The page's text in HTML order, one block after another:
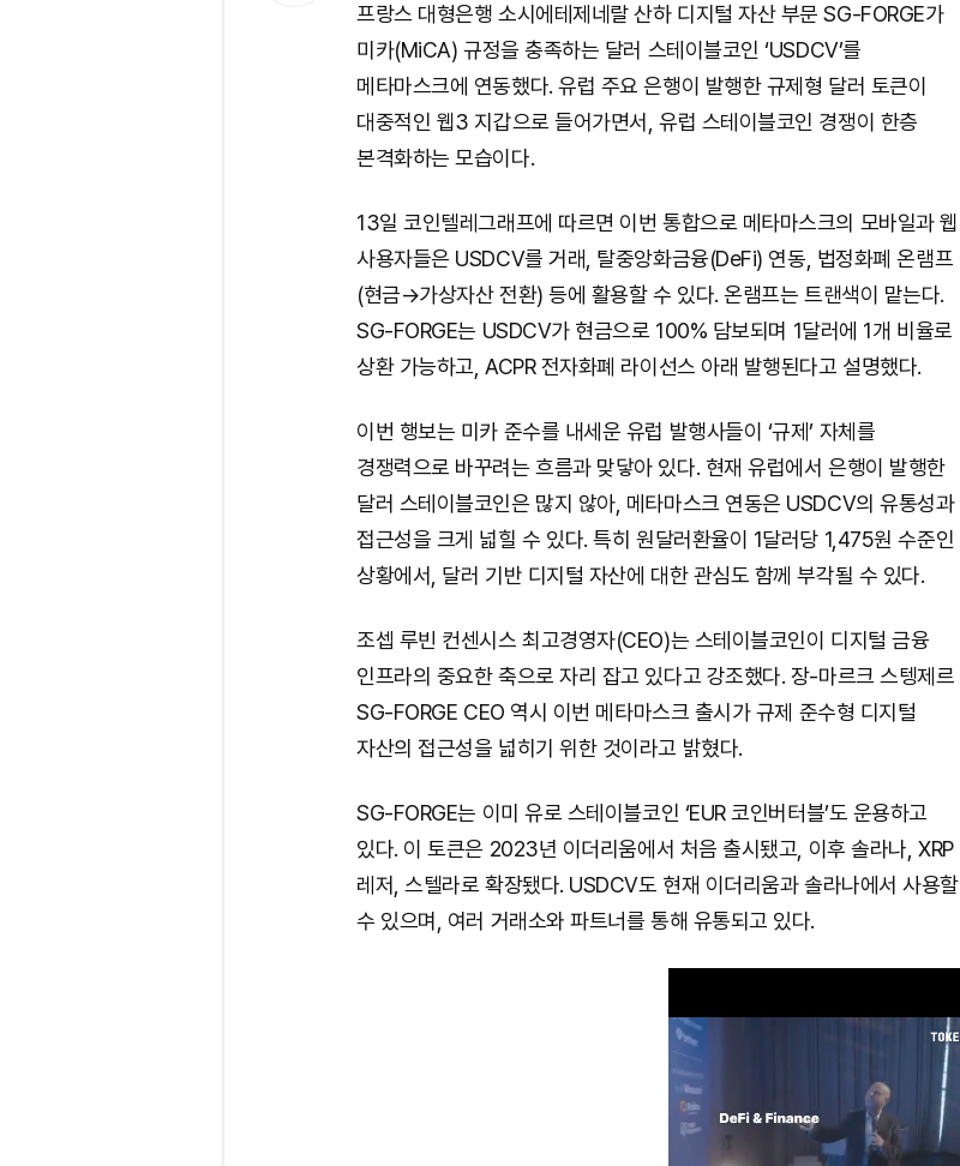
프랑스 대형은행 소시에테제네랄 산하 디지털 자산 부문 SG-FORGE가
미카(MiCA) 규정을 충족하는 달러 스테이블코인 ‘USDCV’를
메타마스크에 연동했다. 유럽 주요 은행이 발행한 규제형 달러 토큰이
대중적인 웹3 지갑으로 들어가면서, 유럽 스테이블코인 경쟁이 한층
본격화하는 모습이다.
13일 코인텔레그래프에 따르면 이번 통합으로 메타마스크의 모바일과 웹
사용자들은 USDCV를 거래, 탈중앙화금융(DeFi) 연동, 법정화폐 온램프
(현금→가상자산 전환) 등에 활용할 수 있다. 온램프는 트랜색이 맡는다.
SG-FORGE는 USDCV가 현금으로 100% 담보되며 1달러에 1개 비율로
상환 가능하고, ACPR 전자화폐 라이선스 아래 발행된다고 설명했다.
이번 행보는 미카 준수를 내세운 유럽 발행사들이 ‘규제’ 자체를
경쟁력으로 바꾸려는 흐름과 맞닿아 있다. 현재 유럽에서 은행이 발행한
달러 스테이블코인은 많지 않아, 메타마스크 연동은 USDCV의 유통성과
접근성을 크게 넓힐 수 있다. 특히 원달러환율이 1달러당 1,475원 수준인
상황에서, 달러 기반 디지털 자산에 대한 관심도 함께 부각될 수 있다.
조셉 루빈 컨센시스 최고경영자(CEO)는 스테이블코인이 디지털 금융
인프라의 중요한 축으로 자리 잡고 있다고 강조했다. 장-마르크 스텡제르
SG-FORGE CEO 역시 이번 메타마스크 출시가 규제 준수형 디지털
자산의 접근성을 넓히기 위한 것이라고 밝혔다.
SG-FORGE는 이미 유로 스테이블코인 ‘EUR 코인버터블’도 운용하고
있다. 이 토큰은 2023년 이더리움에서 처음 출시됐고, 이후 솔라나, XRP
레저, 스텔라로 확장됐다. USDCV도 현재 이더리움과 솔라나에서 사용할
수 있으며, 여러 거래소와 파트너를 통해 유통되고 있다.